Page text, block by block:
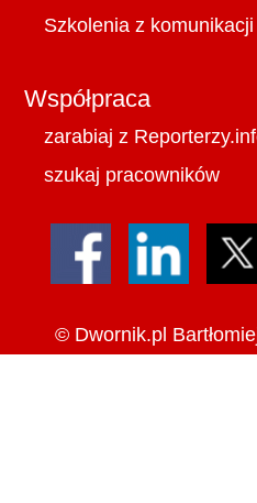
Szkolenia z
Współpraca
zarabiaj z
szukaj pracowników
© Dwornik.pl